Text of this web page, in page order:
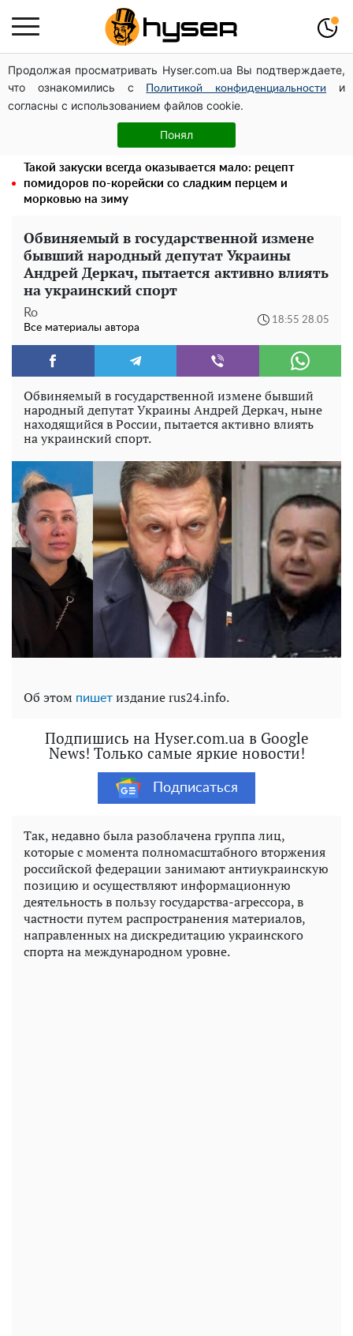
Продолжая просматривать Hyser.com.ua Вы подтверждаете,
что ознакомились с
Политикой конфиденциальности
и
согласны с использованием файлов cookie.
Понял
Новое убежище для осколков ОПЗЖ: как "Партия
мира" Новинского снова появилась в информационном
поле
Елена Тополя слив видео – это далеко не все:
фронтмен "Антитела" Тарас Тополя стал следующим
Такой закуски всегда оказывается мало: рецепт
помидоров по-корейски со сладким перцем и
морковью на зиму
Обвиняемый в государственной измене
бывший народный депутат Украины
Андрей Деркач, пытается активно влиять
на украинский спорт
Ro
Все материалы автора
18:55 28.05
Обвиняемый в государственной измене бывший
народный депутат Украины Андрей Деркач, ныне
находящийся в России, пытается активно влиять
на украинский спорт.
Об этом пишет издание rus24.info.
Подпишись на Hyser.com.ua в Google
News! Только самые яркие новости!
Подписаться
Так, недавно была разоблачена группа лиц,
которые с момента полномасштабного вторжения
российской федерации занимают антиукраинскую
позицию и осуществляют информационную
деятельность в пользу государства-агрессора, в
частности путем распространения материалов,
направленных на дискредитацию украинского
спорта на международном уровне.